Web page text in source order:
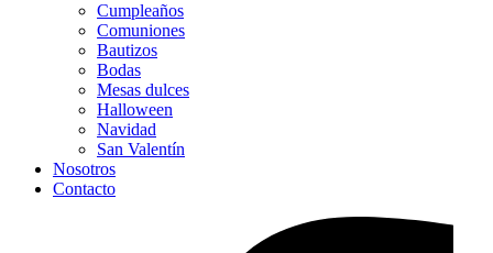
Cumpleaños
Comuniones
Bautizos
Bodas
Mesas dulces
Halloween
Navidad
San Valentín
Nosotros
Contacto